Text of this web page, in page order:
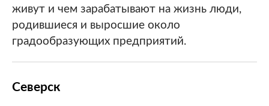
живут и чем зарабатывают на жизнь люди,
родившиеся и выросшие около
градообразующих предприятий.
Северск